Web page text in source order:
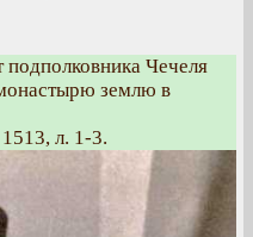
подполковника Чечеля
землю в
л. 1-3.